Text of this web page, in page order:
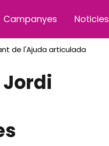
Campanyes Noticies
de l'Ajuda articulada